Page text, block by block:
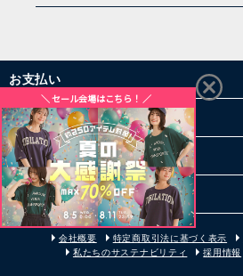
お支払い
配送・送料
お買い物について
その他
会社概要 特定商取引法に基づく表示
私たちのサステナビリティ
採用情報